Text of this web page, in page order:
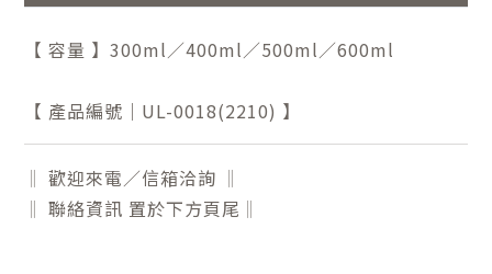
【 容量 】300ml／400ml／500ml／600ml
【 產品編號｜UL-0018(2210) 】
‖ 歡迎來電／信箱洽詢 ‖
‖ 聯絡資訊 置於下方頁尾‖